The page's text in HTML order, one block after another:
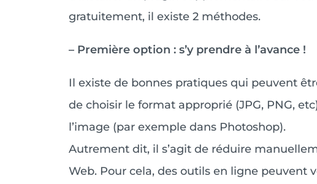
gratuitement, il existe 2 méthodes.
– Première option : s’y prendre à l’avance !
Il existe de bonnes pratiques qui peuvent
de choisir le format approprié (JPG, PNG,
l’image (par exemple dans Photoshop).
Autrement dit, il s’agit de réduire
Web. Pour cela, des outils en ligne peuvent